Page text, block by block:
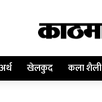
अर्थ खेलकुद कला शैली